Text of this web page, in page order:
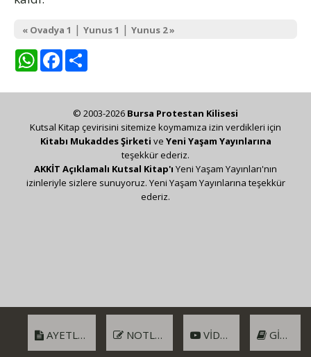
« Ovadya 1 | Yunus 1 | Yunus 2 »
WhatsAppFacebook
AYETLER NOTLAR VIDEO GIRIŞ
© 2003-2026 Bursa Protestan Kilisesi
Kutsal Kitap çevirisini sitemize koymamıza izin verdikleri için
Kitabı Mukaddes Şirketi ve Yeni Yaşam Yayınlarına
teşekkür ederiz.
AKKİT Açıklamalı Kutsal Kitap'ı Yeni Yaşam Yayınları'nın
izinleriyle sizlere sunuyoruz. Yeni Yaşam Yayınlarına teşekkür
ederiz.